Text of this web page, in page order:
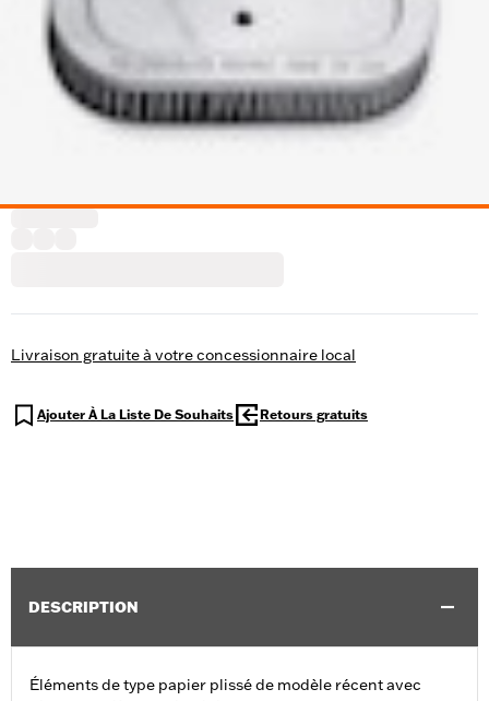
Livraison gratuite à votre concessionnaire local
Ajouter À La Liste De Souhaits Retours gratuits
DESCRIPTION
Éléments de type papier plissé de modèle récent avec